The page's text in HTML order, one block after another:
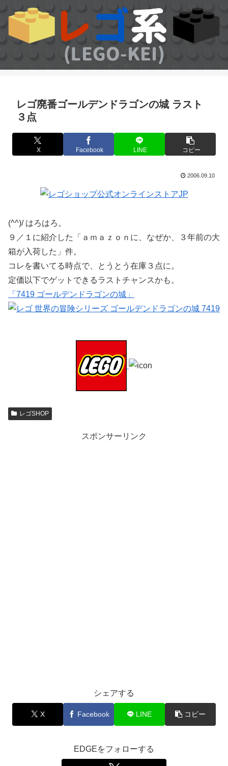
レゴ廃番ゴールデンドラゴンの城 ラスト
３点
X Facebook LINE コピー
2006.09.10
(^^)/ はろはろ。
９／１に紹介した「ａｍａｚｏｎに、なぜか、３年前の大
箱が入荷した」件。
コレを書いてる時点で、とうとう在庫３点に。
定価以下でゲットできるラストチャンスかも。
「7419 ゴールデンドラゴンの城」
レゴSHOP
スポンサーリンク
シェアする
X Facebook LINE コピー
EDGEをフォローする